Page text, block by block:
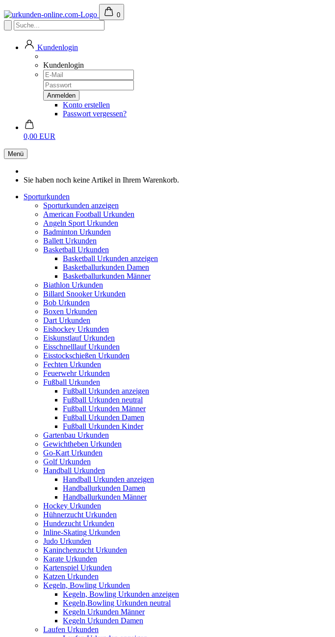
0
Kundenlogin
Kundenlogin
Konto erstellen
Passwort vergessen?
0,00 EUR
Menü
Sie haben noch keine Artikel in Ihrem Warenkorb.
Sporturkunden
Sporturkunden anzeigen
American Football Urkunden
Angeln Sport Urkunden
Badminton Urkunden
Ballett Urkunden
Basketball Urkunden
Basketball Urkunden anzeigen
Basketballurkunden Damen
Basketballurkunden Männer
Biathlon Urkunden
Billard Snooker Urkunden
Bob Urkunden
Boxen Urkunden
Dart Urkunden
Eishockey Urkunden
Eiskunstlauf Urkunden
Eisschnelllauf Urkunden
Eisstockschießen Urkunden
Fechten Urkunden
Feuerwehr Urkunden
Fußball Urkunden
Fußball Urkunden anzeigen
Fußball Urkunden neutral
Fußball Urkunden Männer
Fußball Urkunden Damen
Fußball Urkunden Kinder
Gartenbau Urkunden
Gewichtheben Urkunden
Go-Kart Urkunden
Golf Urkunden
Handball Urkunden
Handball Urkunden anzeigen
Handballurkunden Damen
Handballurkunden Männer
Hockey Urkunden
Hühnerzucht Urkunden
Hundezucht Urkunden
Inline-Skating Urkunden
Judo Urkunden
Kaninchenzucht Urkunden
Karate Urkunden
Kartenspiel Urkunden
Katzen Urkunden
Kegeln, Bowling Urkunden
Kegeln, Bowling Urkunden anzeigen
Kegeln,Bowling Urkunden neutral
Kegeln Urkunden Männer
Kegeln Urkunden Damen
Laufen Urkunden